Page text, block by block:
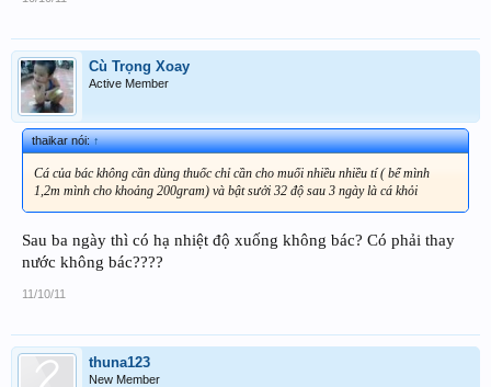
Cù Trọng Xoay
Active Member
thaikar nói:↑
Cá của bác không cần dùng thuốc chỉ cần cho muối nhiều nhiều tí ( bể mình
1,2m mình cho khoảng 200gram) và bật sưởi 32 độ sau 3 ngày là cá khỏi
Sau ba ngày thì có hạ nhiệt độ xuống không bác? Có phải thay
nước không bác????
11/10/11
thuna123
New Member